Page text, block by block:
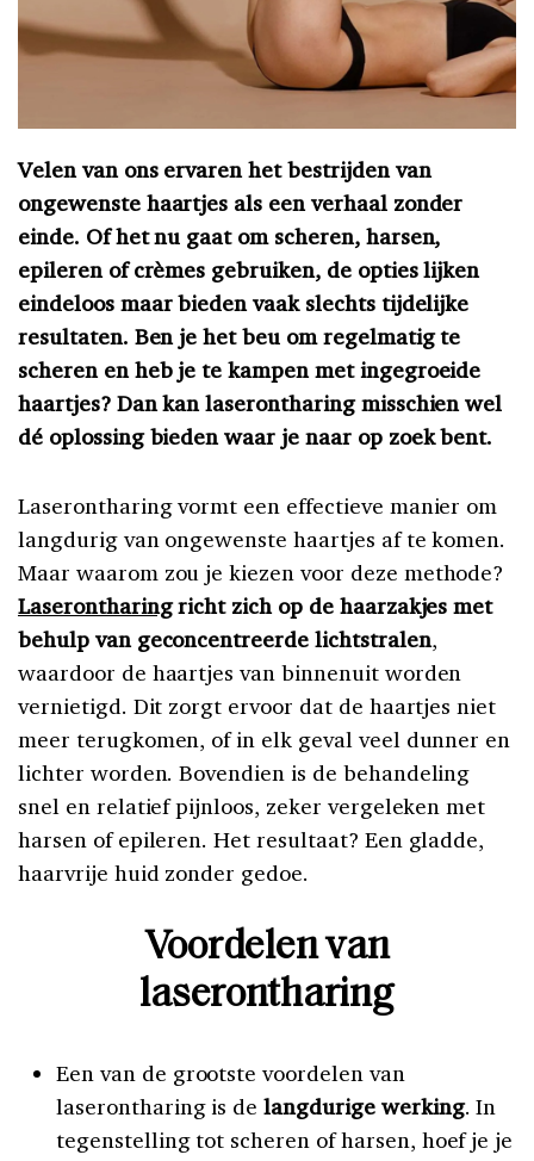
Velen van ons ervaren het bestrijden van
ongewenste haartjes als een verhaal zonder
einde. Of het nu gaat om scheren, harsen,
epileren of crèmes gebruiken, de opties lijken
eindeloos maar bieden vaak slechts tijdelijke
resultaten. Ben je het beu om regelmatig te
scheren en heb je te kampen met ingegroeide
haartjes? Dan kan laserontharing misschien wel
dé oplossing bieden waar je naar op zoek bent.
Laserontharing vormt een effectieve manier om
langdurig van ongewenste haartjes af te komen.
Maar waarom zou je kiezen voor deze methode?
Laserontharingricht zich op de haarzakjes met
behulp van geconcentreerde lichtstralen,
waardoor de haartjes van binnenuit worden
vernietigd. Dit zorgt ervoor dat de haartjes niet
meer terugkomen, of in elk geval veel dunner en
lichter worden. Bovendien is de behandeling
snel en relatief pijnloos, zeker vergeleken met
harsen of epileren. Het resultaat? Een gladde,
haarvrije huid zonder gedoe.
Voordelen van
laserontharing
Een van de grootste voordelen van
laserontharing is de langdurige werking. In
tegenstelling tot scheren of harsen, hoef je je